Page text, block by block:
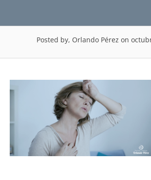
Posted by, Orlando Pérez on